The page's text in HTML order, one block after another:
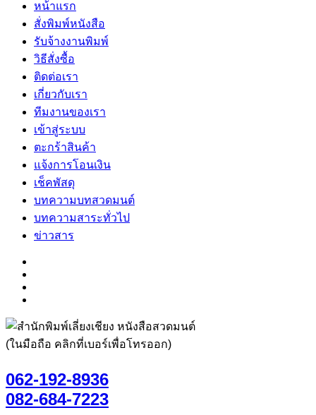
หน้าแรก
สั่งพิมพ์หนังสือ
รับจ้างงานพิมพ์
วิธีสั่งซื้อ
ติดต่อเรา
เกี่ยวกับเรา
ทีมงานของเรา
เข้าสู่ระบบ
ตะกร้าสินค้า
แจ้งการโอนเงิน
เช็คพัสดุ
บทความบทสวดมนต์
บทความสาระทั่วไป
ข่าวสาร
(ในมือถือ คลิกที่เบอร์เพื่อโทรออก)
062-192-8936
082-684-7223